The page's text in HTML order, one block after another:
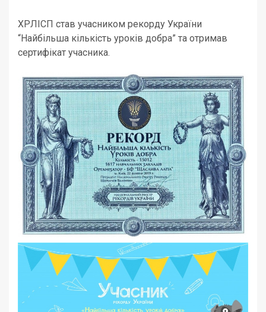
ХРЛІСП став учасником рекорду України
“Найбільша кількість уроків добра” та отримав
сертифікат учасника.